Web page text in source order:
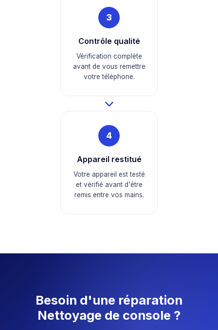
3
Contrôle qualité
Vérification complète
avant de vous remettre
votre téléphone.
4
Appareil restitué
Votre appareil est testé
et vérifié avant d'être
remis entre vos mains.
Besoin d'une réparation
Nettoyage de console ?